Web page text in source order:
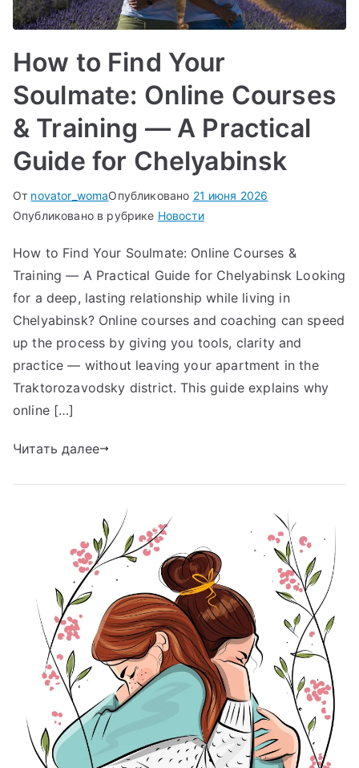
How to Find Your
Soulmate: Online Courses
& Training — A Practical
Guide for Chelyabinsk
От novator_womaОпубликовано 21 июня 2026
Опубликовано в рубрике Новости
How to Find Your Soulmate: Online Courses &
Training — A Practical Guide for Chelyabinsk Looking
for a deep, lasting relationship while living in
Chelyabinsk? Online courses and coaching can speed
up the process by giving you tools, clarity and
practice — without leaving your apartment in the
Traktorozavodsky district. This guide explains why
online […]
Читать далее